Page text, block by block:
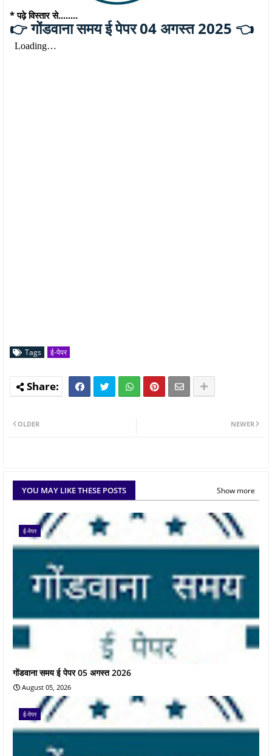
* पढ़े विस्तार से........
👉 गोंडवाना समय ई पेपर 04 अगस्त 2025 👈
Tags ई-पेपर
NEWER
OLDER
YOU MAY LIKE THESE POSTS Show more
ई-पेपर
गोंडवाना समय ई पेपर 05 अगस्त 2026
August 05, 2026
ई-पेपर